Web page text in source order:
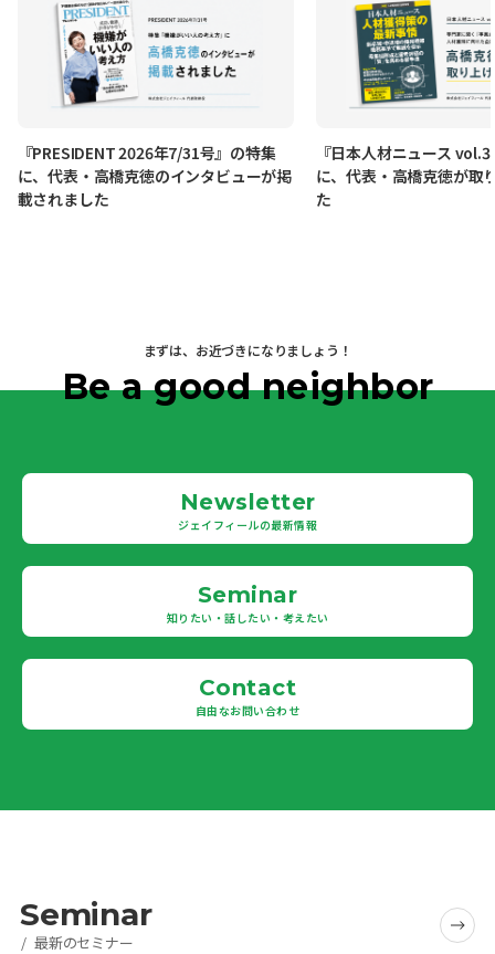
『PRESIDENT 2026年7/31号』の特集
に、代表・高橋克徳のインタビューが掲
載されました
『日本人材ニュース
に、代表・高橋克徳が取
た
まずは、お近づきになりましょう！
Be a good neighbor
Newsletter
ジェイフィールの最新情報
Seminar
知りたい・話したい・考えたい
Contact
自由なお問い合わせ
Seminar
最新のセミナー